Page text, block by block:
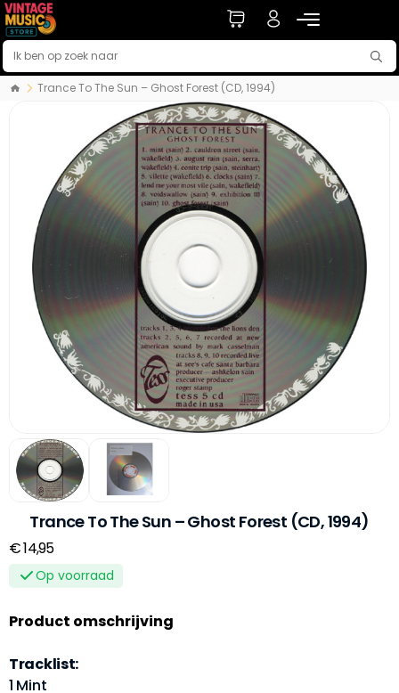
Trance To The Sun – Ghost Forest (CD, 1994)
Trance To The Sun – Ghost Forest (CD, 1994)
€ 14,95
Op voorraad
Product omschrijving
Tracklist:
1 Mint